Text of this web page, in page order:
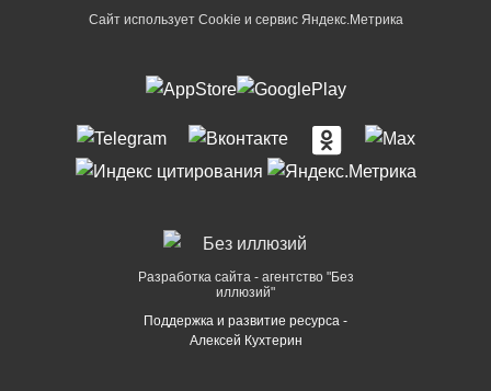
Сайт использует Cookie и сервиc Яндекс.Метрика
Разработка сайта - агентство "Без
иллюзий"
Поддержка и развитие ресурса -
Алексей Кухтерин